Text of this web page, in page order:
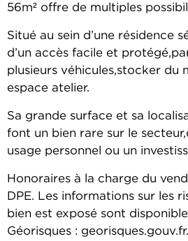
56m² offre de multiples
Situé au sein d’une résidence
d’un accès facile et
plusieurs véhicules,stocker du
espace atelier.
Sa grande surface et sa
font un bien rare sur le
usage personnel ou un
Honoraires à la charge du
DPE. Les informations sur les
bien est exposé sont
Géorisques :